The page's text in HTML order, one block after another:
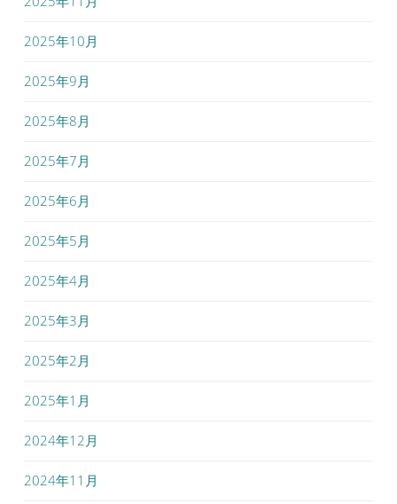
2025年10月
2025年9月
2025年8月
2025年7月
2025年6月
2025年5月
2025年4月
2025年3月
2025年2月
2025年1月
2024年12月
2024年11月